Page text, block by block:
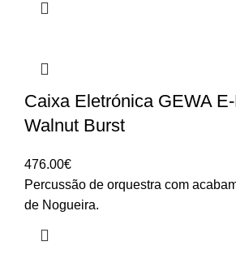
Caixa Eletrónica GEWA
Walnut Burst
476.00€
Percussão de orquestra com
de Nogueira.